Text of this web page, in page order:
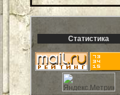
Статистика